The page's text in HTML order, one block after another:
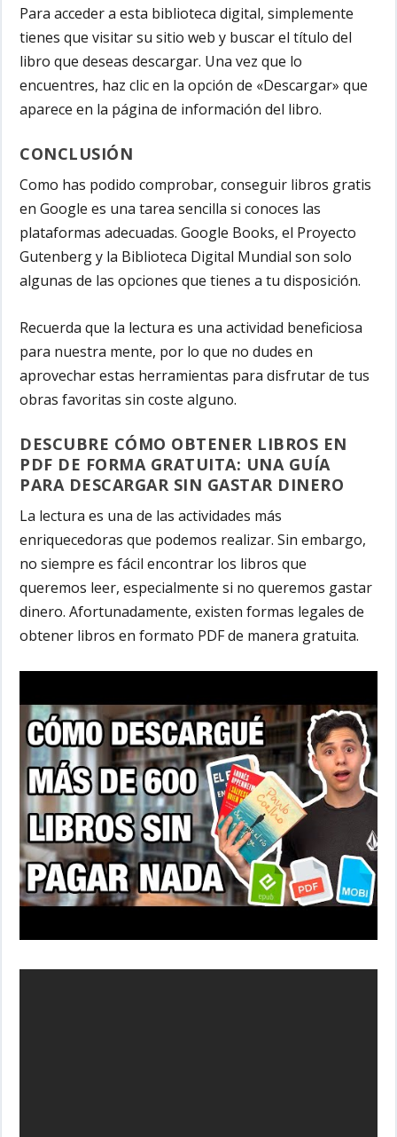
Para acceder a esta biblioteca digital, simplemente
tienes que visitar su sitio web y buscar el título del
libro que deseas descargar. Una vez que lo
encuentres, haz clic en la opción de «Descargar» que
aparece en la página de información del libro.
CONCLUSIÓN
Como has podido comprobar, conseguir libros gratis
en Google es una tarea sencilla si conoces las
plataformas adecuadas. Google Books, el Proyecto
Gutenberg y la Biblioteca Digital Mundial son solo
algunas de las opciones que tienes a tu disposición.
Recuerda que la lectura es una actividad beneficiosa
para nuestra mente, por lo que no dudes en
aprovechar estas herramientas para disfrutar de tus
obras favoritas sin coste alguno.
DESCUBRE CÓMO OBTENER LIBROS EN
PDF DE FORMA GRATUITA: UNA GUÍA
PARA DESCARGAR SIN GASTAR DINERO
La lectura es una de las actividades más
enriquecedoras que podemos realizar. Sin embargo,
no siempre es fácil encontrar los libros que
queremos leer, especialmente si no queremos gastar
dinero. Afortunadamente, existen formas legales de
obtener libros en formato PDF de manera gratuita.